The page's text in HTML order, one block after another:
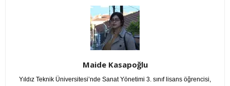
Maide Kasapoğlu
Yıldız Teknik Üniversitesi’nde Sanat Yönetimi 3. sınıf lisans öğrencisi,